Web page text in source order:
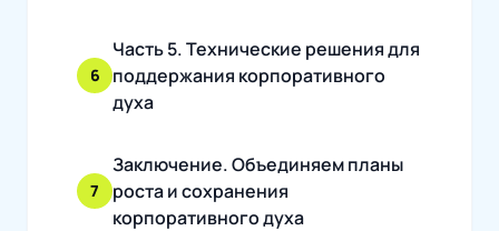
6
Часть 5. Технические решения для
поддержания корпоративного
духа
7
Заключение. Объединяем планы
роста и сохранения
корпоративного духа